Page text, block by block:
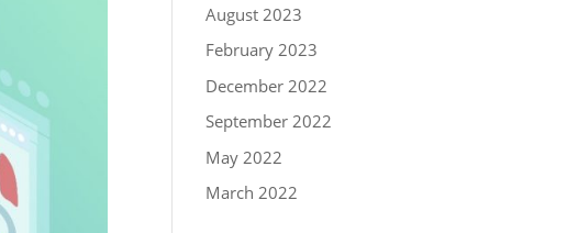
August 2023
February 2023
December 2022
September 2022
May 2022
March 2022